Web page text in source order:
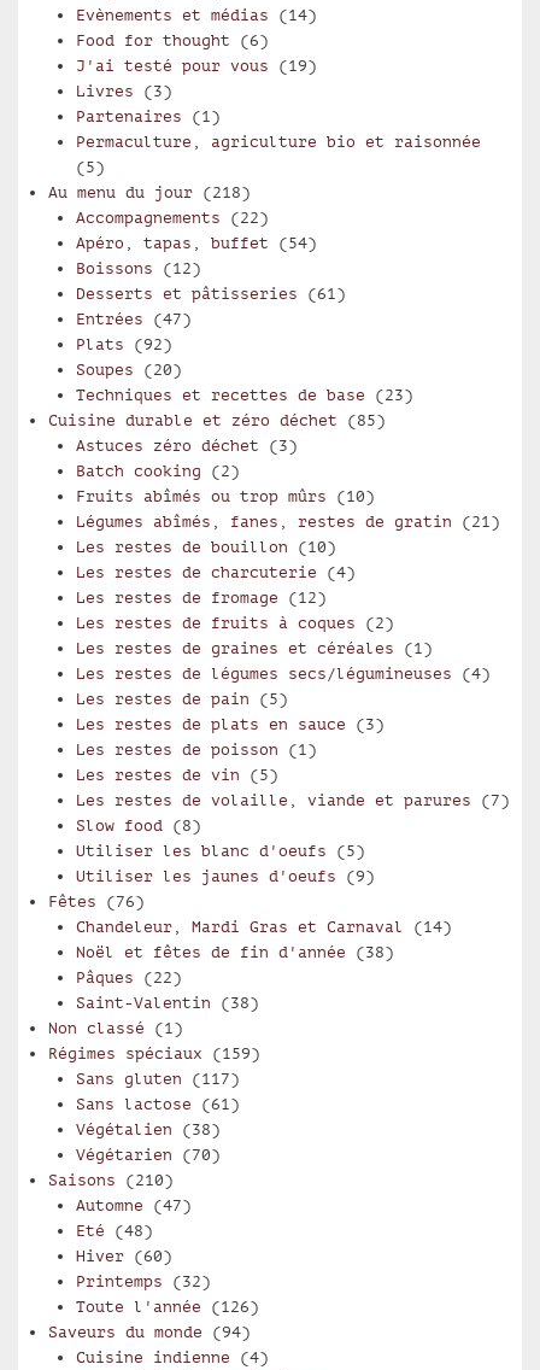
Evènements et médias (14)
Food for thought (6)
J'ai testé pour vous (19)
Livres (3)
Partenaires (1)
Permaculture, agriculture bio et raisonnée
(5)
Au menu du jour (218)
Accompagnements (22)
Apéro, tapas, buffet (54)
Boissons (12)
Desserts et pâtisseries (61)
Entrées (47)
Plats (92)
Soupes (20)
Techniques et recettes de base (23)
Cuisine durable et zéro déchet (85)
Astuces zéro déchet (3)
Batch cooking (2)
Fruits abîmés ou trop mûrs (10)
Légumes abîmés, fanes, restes de gratin (21)
Les restes de bouillon (10)
Les restes de charcuterie (4)
Les restes de fromage (12)
Les restes de fruits à coques (2)
Les restes de graines et céréales (1)
Les restes de légumes secs/légumineuses (4)
Les restes de pain (5)
Les restes de plats en sauce (3)
Les restes de poisson (1)
Les restes de vin (5)
Les restes de volaille, viande et parures (7)
Slow food(8)
Utiliser les blanc d'oeufs (5)
Utiliser les jaunes d'oeufs (9)
Fêtes (76)
Chandeleur, Mardi Gras et Carnaval (14)
Noël et fêtes de fin d'année (38)
Pâques (22)
Saint-Valentin (38)
Non classé (1)
Régimes spéciaux (159)
Sans gluten (117)
Sans lactose (61)
Végétalien (38)
Végétarien (70)
Saisons (210)
Automne (47)
Eté (48)
Hiver(60)
Printemps (32)
Toute l'année (126)
Saveurs du monde (94)
Cuisine indienne (4)